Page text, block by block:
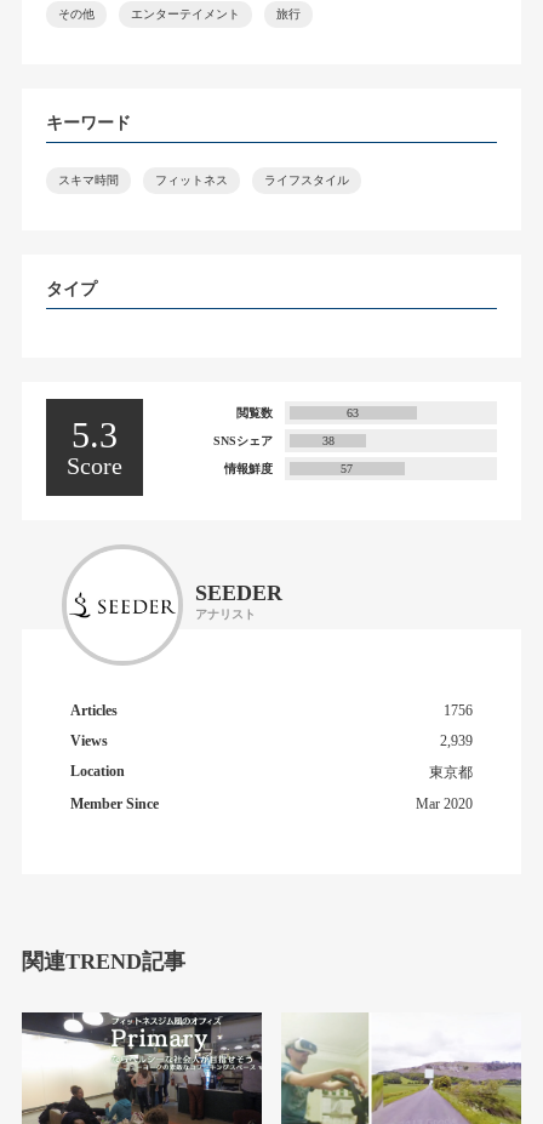
その他 エンターテイメント 旅行
キーワード
スキマ時間 フィットネス ライフスタイル
タイプ
5.3
Score
閲覧数 63
SNSシェア 38
情報鮮度 57
SEEDER
アナリスト
Articles
1756
Views
2,939
Location
東京都
Member Since
Mar 2020
関連TREND記事